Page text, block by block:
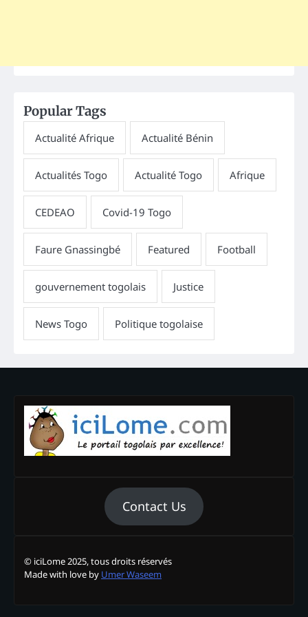
Popular Tags
Contact Us
© iciLome 2025, tous droits réservés
Made with love by Umer Waseem